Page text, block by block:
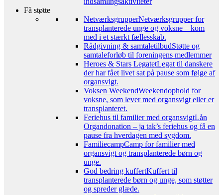
Få støtte
NetværksgrupperNetværksgrupper for
transplanterede unge og voksne – kom
med i et stærkt fællesskab.
Rådgivning & samtaletilbudStøtte og
samtaleforløb til foreningens medlemmer
Heroes & Stars LegatetLegat til danskere
der har fået livet sat på pause som følge af
organsvigt.
Voksen WeekendWeekendophold for
voksne, som lever med organsvigt eller er
transplanteret.
Feriehus til familier med organsvigtLån
Organdonation – ja tak’s feriehus og få en
pause fra hverdagen med sygdom.
FamiliecampCamp for familier med
organsvigt og transplanterede børn og
unge.
God bedring kuffertKuffert til
transplanterede børn og unge, som støtter
og spreder glæde.